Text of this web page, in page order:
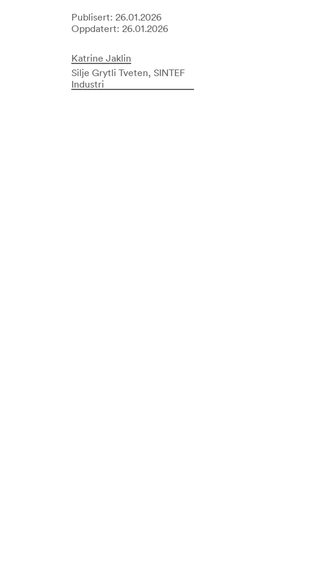
Publisert: 26.01.2026
Oppdatert: 26.01.2026
Katrine Jaklin
Silje Grytli Tveten, SINTEF
Industri